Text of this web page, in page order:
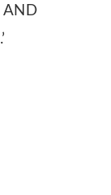
AND